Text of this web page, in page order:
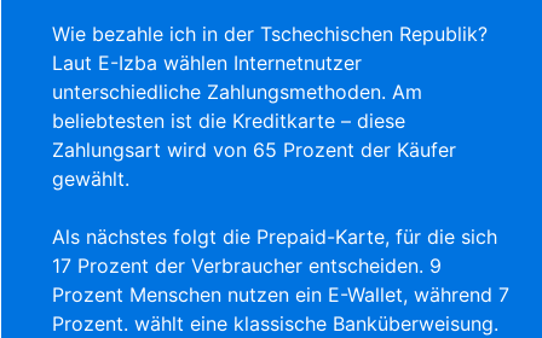
Wie bezahle ich in der Tschechischen Republik?
Laut E-Izba wählen Internetnutzer
unterschiedliche Zahlungsmethoden. Am
beliebtesten ist die Kreditkarte – diese
Zahlungsart wird von 65 Prozent der Käufer
gewählt.
Als nächstes folgt die Prepaid-Karte, für die sich
17 Prozent der Verbraucher entscheiden. 9
Prozent Menschen nutzen ein E-Wallet, während 7
Prozent. wählt eine klassische Banküberweisung.